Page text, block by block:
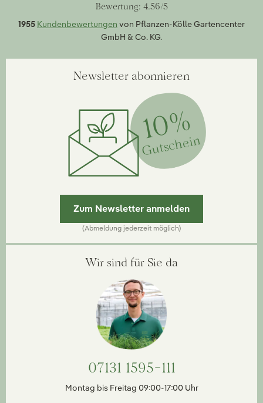
Bewertung: 4.56/5
1955 Kundenbewertungen von Pflanzen-Kölle Gartencenter
GmbH & Co. KG.
Newsletter abonnieren
10%
Gutschein
Zum Newsletter anmelden
(Abmeldung jederzeit möglich)
Wir sind für Sie da
07131 1595-111
Montag bis Freitag 09:00-17:00 Uhr